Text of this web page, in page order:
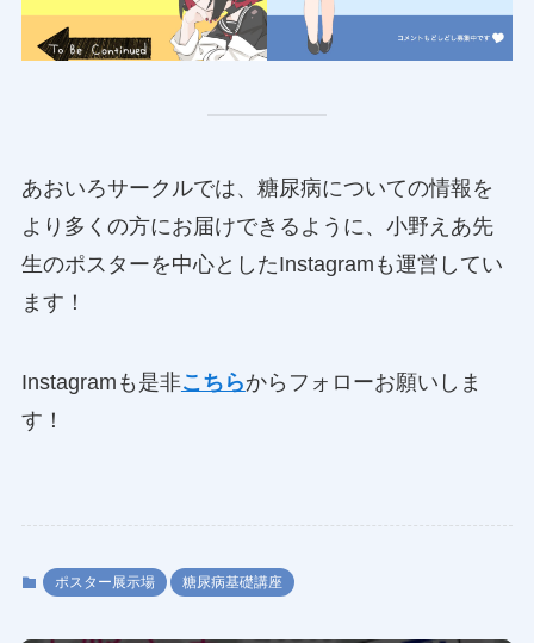
あおいろサークルでは、糖尿病についての情報を
より多くの方にお届けできるように、小野えあ先
生のポスターを中心としたInstagramも運営してい
ます！
Instagramも是非こちらからフォローお願いしま
す！
ポスター展示場 糖尿病基礎講座